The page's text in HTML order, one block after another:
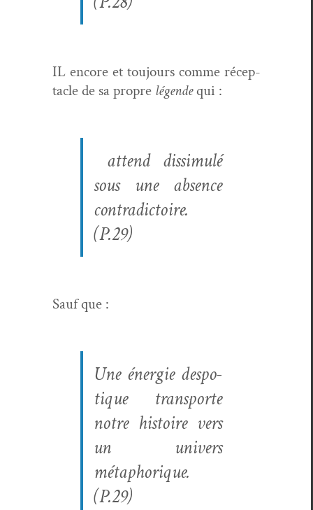
IL encore et tou­jours comme récep­
ta­cle de sa pro­pre légendequi :
attend dis­simulé
sous une absence
con­tra­dic­toire.
(P.29)
Sauf que :
Une énergie despo­
tique trans­porte
notre his­toire vers
un univers
métaphorique.
(P.29)